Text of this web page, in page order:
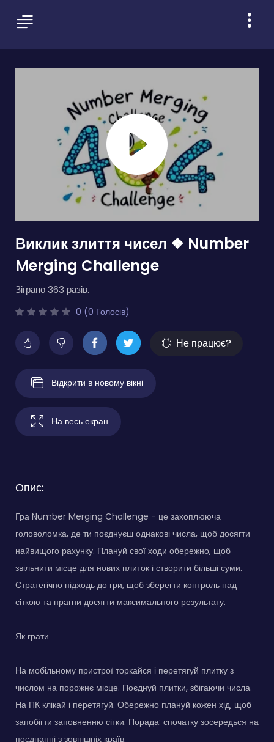
Виклик злиття чисел ❖ Number
Merging Challenge
Зіграно 363 разів.
0 (0 Голосів)
Не працює?
Відкрити в новому вікні
На весь екран
Опис:
Гра Number Merging Challenge - це захоплююча
головоломка, де ти поєднуєш однакові числа, щоб досягти
найвищого рахунку. Плануй свої ходи обережно, щоб
звільнити місце для нових плиток і створити більші суми.
Стратегічно підходь до гри, щоб зберегти контроль над
сіткою та прагни досягти максимального результату.
Як грати
На мобільному пристрої торкайся і перетягуй плитку з
числом на порожнє місце. Поєднуй плитки, збігаючи числа.
На ПК клікай і перетягуй. Обережно плануй кожен хід, щоб
запобігти заповненню сітки. Порада: спочатку зосередься на
поєднанні з зовнішніх країв.